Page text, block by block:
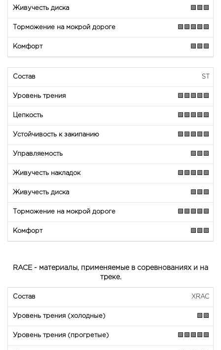
🟩🟩🟩
🟩🟩🟩🟩🟩
🟩🟩🟩
ST
🟩🟩🟩🟩🟩
🟩🟩🟩🟩🟩
🟩🟩🟩🟩🟩
🟩🟩🟩
🟩🟩🟩🟩🟩
🟩🟩🟩
🟩🟩🟩🟩🟩
🟩🟩🟩
RACE - материалы, применяемые в соревнованиях и на
треке.
XRAC
🟩🟩
🟩🟩🟩🟩🟩